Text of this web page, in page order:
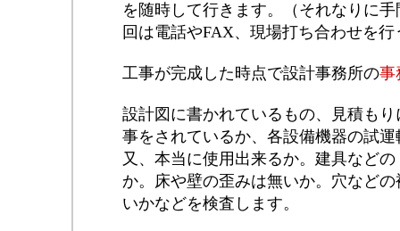
を随時して行きます。（それなりに
回は電話やFAX、現場打ち合わせを行
工事が完成した時点で設計事務所の事
設計図に書かれているもの、見積も
事をされているか、各設備機器の試
又、本当に使用出来るか。建具など
か。床や壁の歪みは無いか。穴など
いかなどを検査します。